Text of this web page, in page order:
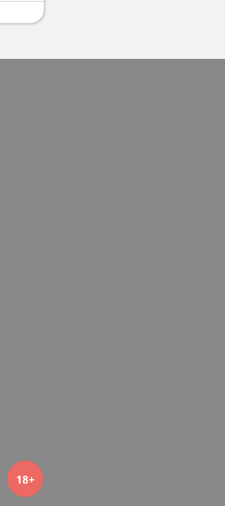
18+